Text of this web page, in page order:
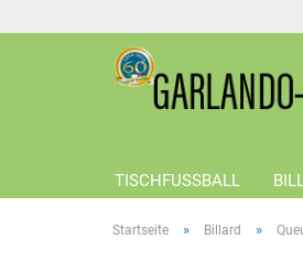
TISCHFUSSBALL
Startseite » Billard »